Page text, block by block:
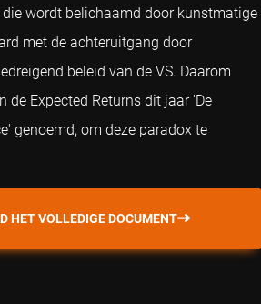
wordt belichaamd door kunstmatige
met de achteruitgang door
beleid van de VS. Daarom
de Expected Returns dit jaar 'De
genoemd, om deze paradox te
HET VOLLEDIGE DOCUMENT